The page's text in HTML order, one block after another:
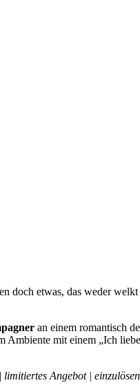
doch etwas, das weder
an einem romantisch
mit einem „Ich
Angebot | einzulösen